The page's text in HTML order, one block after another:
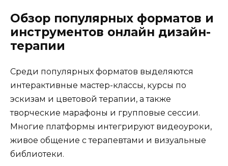
Обзор популярных форматов и
инструментов онлайн дизайн-
терапии
Среди популярных форматов выделяются
интерактивные мастер-классы, курсы по
эскизам и цветовой терапии, а также
творческие марафоны и групповые сессии.
Многие платформы интегрируют видеоуроки,
живое общение с терапевтами и визуальные
библиотеки.